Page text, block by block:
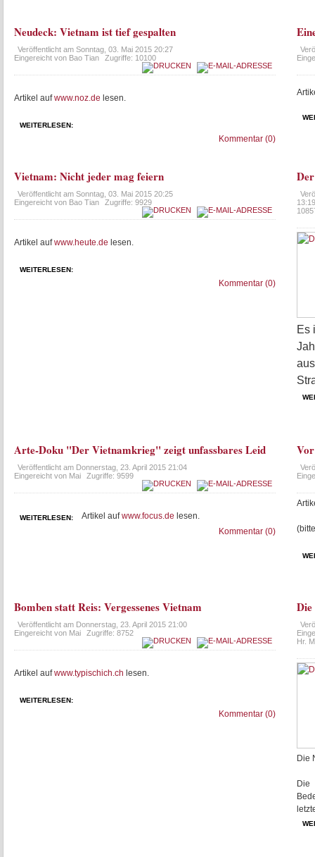
Neudeck: Vietnam ist tief gespalten
Veröffentlicht am Sonntag, 03. Mai 2015 20:27
Eingereicht von Bao Tian
Zugriffe: 10100
Artikel aufwww.noz.de lesen.
WEITERLESEN:
Kommentar (0)
Vietnam: Nicht jeder mag feiern
Veröffentlicht am Sonntag, 03. Mai 2015 20:25
Eingereicht von Bao Tian
Zugriffe: 9929
Artikel aufwww.heute.de lesen.
WEITERLESEN:
Kommentar (0)
Es
Arte-Doku "Der Vietnamkrieg" zeigt unfassbares Leid
Veröffentlicht am Donnerstag, 23. April 2015 21:04
Eingereicht von Mai
Zugriffe: 9599
Artikel aufwww.focus.de lesen.
WEITERLESEN:
Kommentar (0)
Bomben statt Reis: Vergessenes Vietnam
Veröffentlicht am Donnerstag, 23. April 2015 21:00
Eingereicht von Mai
Zugriffe: 8752
Artikel aufwww.typischich.ch lesen.
WEITERLESEN:
Kommentar (0)
Die
Hr.
Die
Die